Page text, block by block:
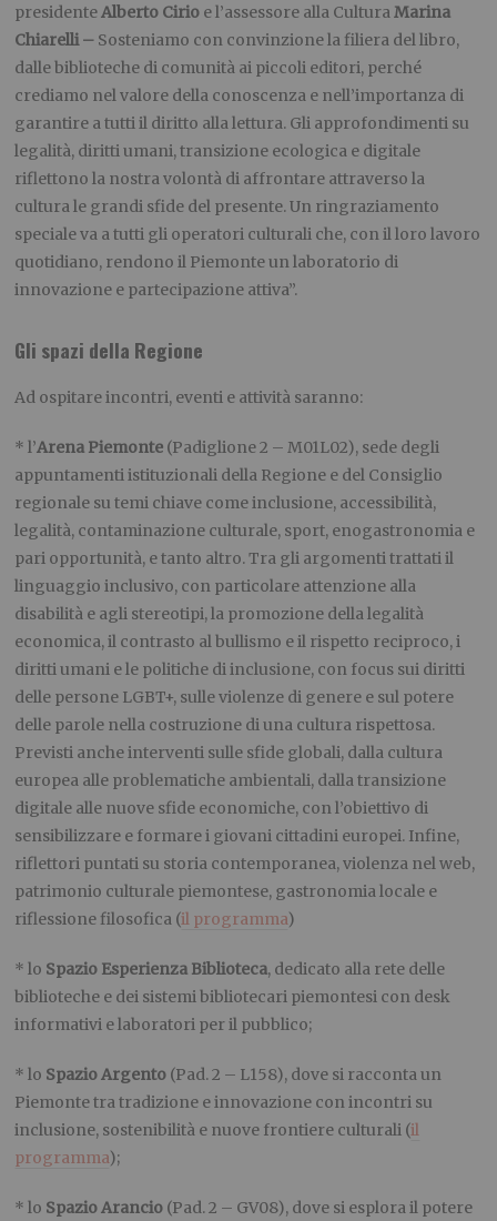
presidenteAlberto Cirio e l’assessore alla CulturaMarina
Chiarelli – Sosteniamo con convinzione la filiera del libro,
dalle biblioteche di comunità ai piccoli editori, perché
crediamo nel valore della conoscenza e nell’importanza di
garantire a tutti il diritto alla lettura. Gli approfondimenti su
legalità, diritti umani, transizione ecologica e digitale
riflettono la nostra volontà di affrontare attraverso la
cultura le grandi sfide del presente. Un ringraziamento
speciale va a tutti gli operatori culturali che, con il loro lavoro
quotidiano, rendono il Piemonte un laboratorio di
innovazione e partecipazione attiva”.
Gli spazi della Regione
Ad ospitare incontri, eventi e attività saranno:
* l’Arena Piemonte (Padiglione 2 – M01L02), sede degli
appuntamenti istituzionali della Regione e del Consiglio
regionale su temi chiave come inclusione, accessibilità,
legalità, contaminazione culturale, sport, enogastronomia e
pari opportunità, e tanto altro. Tra gli argomenti trattati il
linguaggio inclusivo, con particolare attenzione alla
disabilità e agli stereotipi, la promozione della legalità
economica, il contrasto al bullismo e il rispetto reciproco, i
diritti umani e le politiche di inclusione, con focus sui diritti
delle persone LGBT+, sulle violenze di genere e sul potere
delle parole nella costruzione di una cultura rispettosa.
Previsti anche interventi sulle sfide globali, dalla cultura
europea alle problematiche ambientali, dalla transizione
digitale alle nuove sfide economiche, con l’obiettivo di
sensibilizzare e formare i giovani cittadini europei. Infine,
riflettori puntati su storia contemporanea, violenza nel web,
patrimonio culturale piemontese, gastronomia locale e
riflessione filosofica (il programma)
* lo Spazio Esperienza Biblioteca, dedicato alla rete delle
biblioteche e dei sistemi bibliotecari piemontesi con desk
informativi e laboratori per il pubblico;
* lo SpazioArgento (Pad. 2 – L158), dove si racconta un
Piemonte tra tradizione e innovazione con incontri su
inclusione, sostenibilità e nuove frontiere culturali (il
programma);
* lo Spazio Arancio (Pad. 2 – GV08), dove si esplora il potere